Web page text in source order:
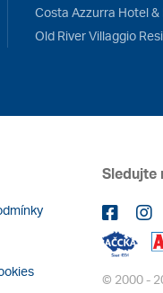
Costa Azzurra Hotel
Old River Villaggio
Sledujte
© 2000 -